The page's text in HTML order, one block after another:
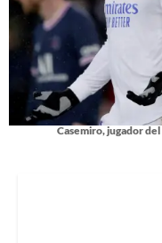
Casemiro, jugador